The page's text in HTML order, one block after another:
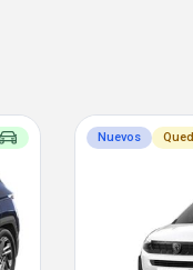
Nuevos